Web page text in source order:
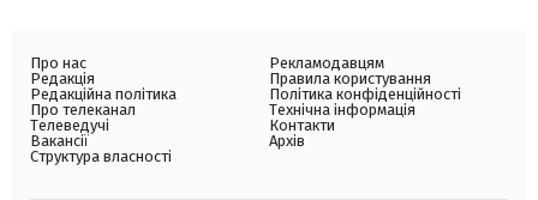
Про нас
Редакція
Редакційна політика
Про телеканал
Телеведучі
Вакансії
Структура власності
Рекламодавцям
Правила користування
Політика конфіденційності
Технічна інформація
Контакти
Архів